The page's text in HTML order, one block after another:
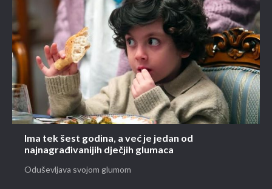
Ima tek šest godina, a već je jedan od
najnagrađivanijih dječjih glumaca
Oduševljava svojom glumom